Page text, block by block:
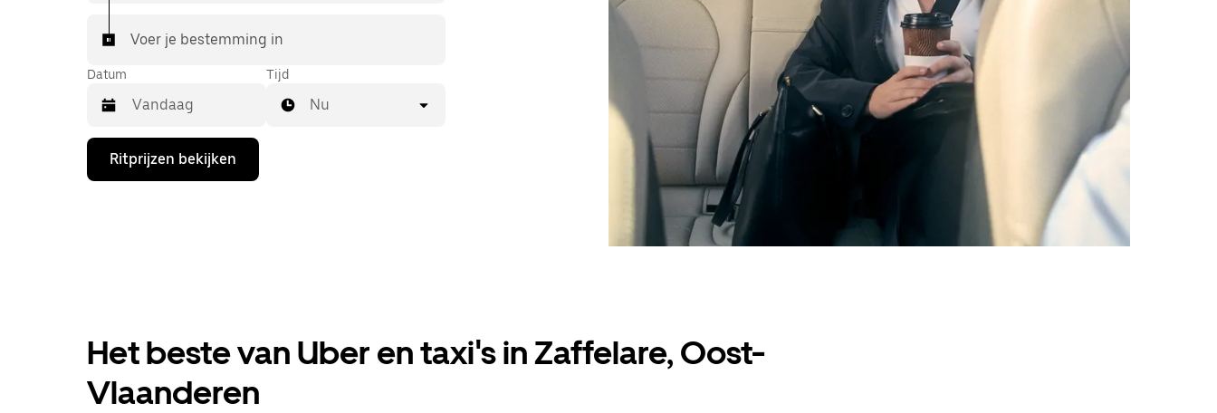
Voer je bestemming in
Datum
Druk
de
datum
te
Druk
Tijd
Nu
Ritprijzen bekijken
Het beste van Uber en taxi's in Zaffelare, Oost-
Vlaanderen